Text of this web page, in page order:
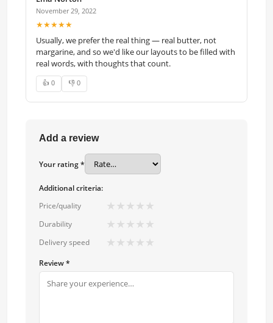
November 29, 2022
★★★★★
Usually, we prefer the real thing — real butter, not
margarine, and so we'd like our layouts to be filled with
real words, with thoughts that count.
👍 0 👎 0
Add a review
Your rating *
Additional criteria:
Price/quality
★ ★ ★ ★ ★
Durability ★ ★ ★ ★ ★
Delivery speed ★ ★ ★ ★ ★
Review *